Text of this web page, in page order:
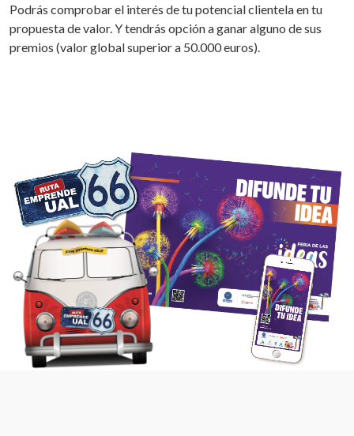
Podrás comprobar el interés de tu potencial clientela en tu
propuesta de valor. Y tendrás opción a ganar alguno de sus
premios (valor global superior a 50.000 euros).